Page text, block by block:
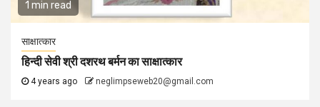
1 min read
साक्षात्कार
हिन्दी सेवी श्री दशरथ बर्मन का साक्षात्कार
4 years ago neglimpseweb20@gmail.com